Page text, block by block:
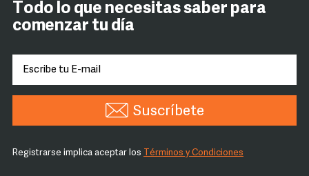
Todo lo que necesitas saber para
comenzar tu día
Suscríbete
Registrarse implica aceptar los Términos y Condiciones